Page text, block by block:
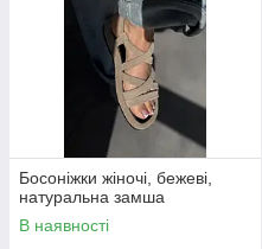
Босоніжки жіночі, бежеві,
натуральна замша
В наявності